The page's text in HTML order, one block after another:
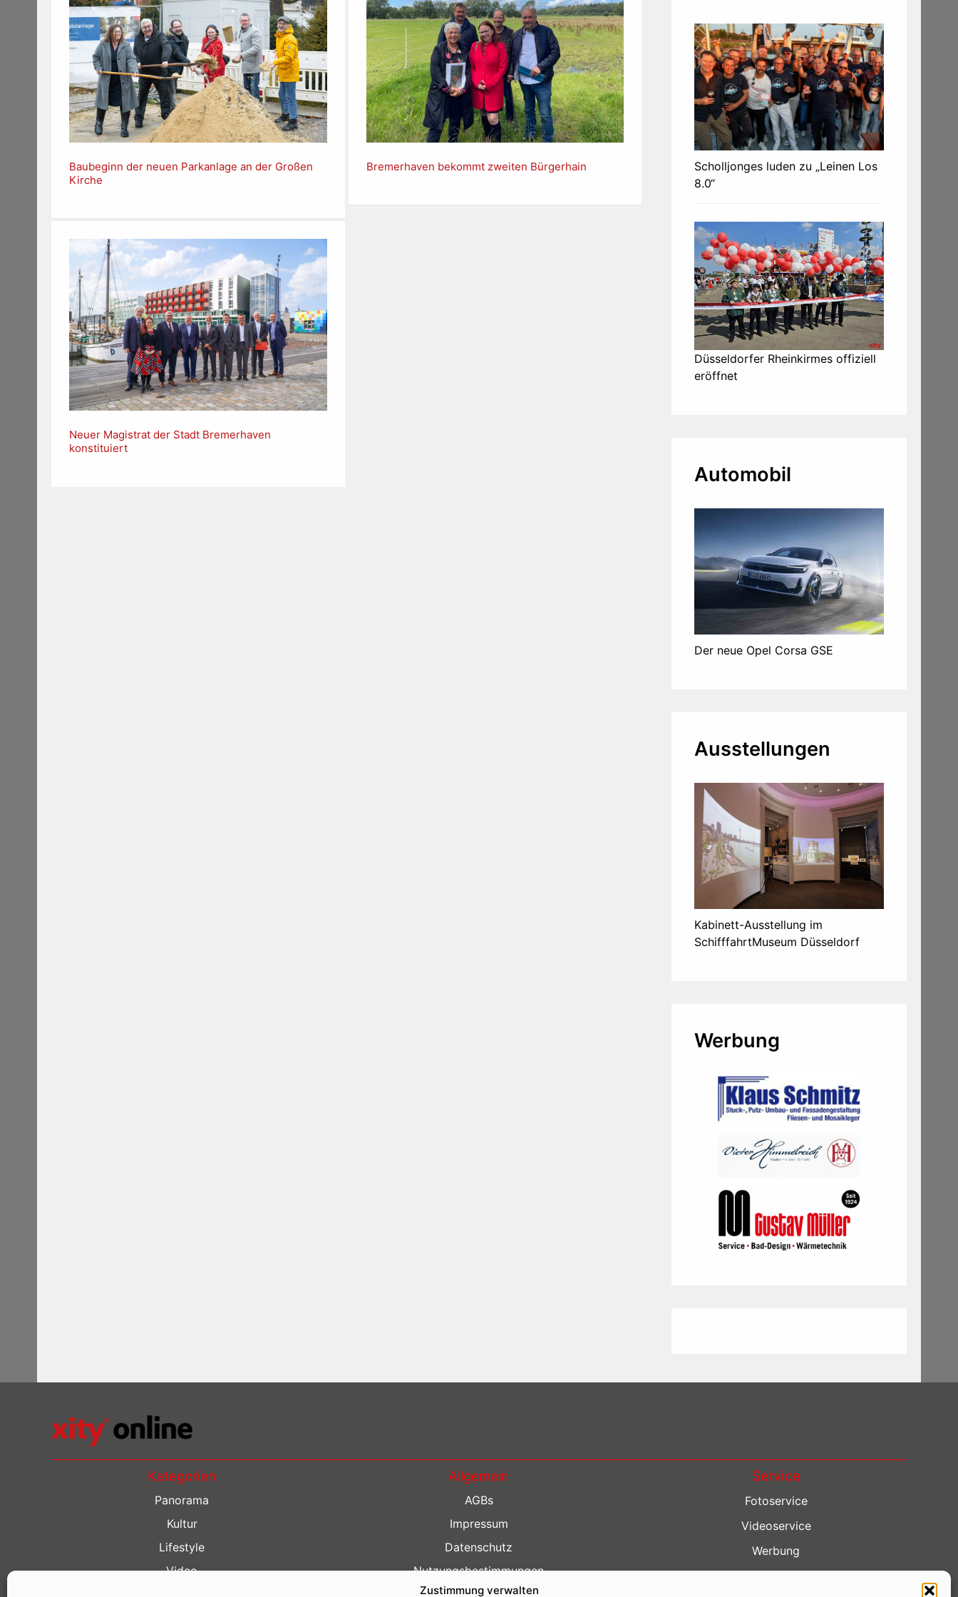
Zustimmung verwalten
Baubeginn der neuen Parkanlage an der Großen
Kirche
Bremerhaven bekommt zweiten Bürgerhain
Neuer Magistrat der Stadt Bremerhaven
konstituiert
Scholljonges luden zu „Leinen Los
8.0“
Düsseldorfer Rheinkirmes offiziell
eröffnet
Automobil
Der neue Opel Corsa GSE
Ausstellungen
Kabinett-Ausstellung im
SchifffahrtMuseum Düsseldorf
Werbung
Kategorien
Panorama
Kultur
Lifestyle
Video
Allgemein
AGBs
Impressum
Datenschutz
Nutzungsbestimmungen
Kontakt
Service
Fotoservice
Videoservice
Werbung